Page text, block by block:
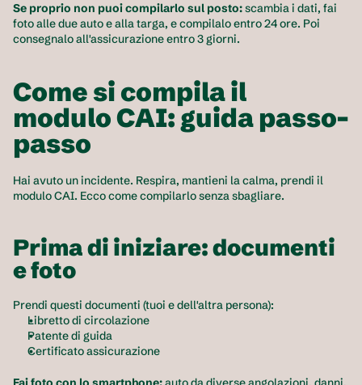
Se proprio non puoi compilarlo sul posto: scambia i dati, fai
foto alle due auto e alla targa, e compilalo entro 24 ore. Poi
consegnalo all'assicurazione entro 3 giorni.
Come si compila il
modulo CAI: guida passo-
passo
Hai avuto un incidente. Respira, mantieni la calma, prendi il
modulo CAI. Ecco come compilarlo senza sbagliare.
Prima di iniziare: documenti
e foto
Prendi questi documenti (tuoi e dell'altra persona):
Libretto di circolazione
Patente di guida
Certificato assicurazione